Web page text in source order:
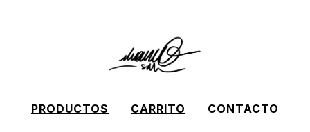
PRODUCTOS CARRITO CONTACTO